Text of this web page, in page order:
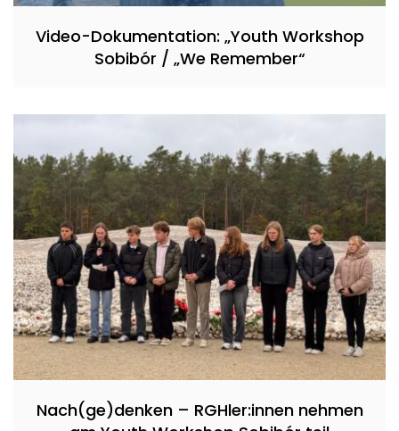
Video-Dokumentation: „Youth Workshop
Sobibór / „We Remember“
Nach(ge)denken – RGHler:innen nehmen